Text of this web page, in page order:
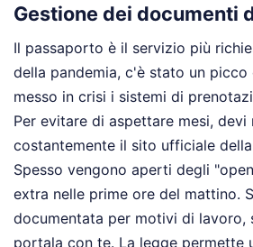
Gestione dei documenti
Il passaporto è il servizio più
della pandemia, c'è stato un picco
messo in crisi i sistemi di
Per evitare di aspettare mesi, devi
costantemente il sito ufficiale della
Spesso vengono aperti degli
extra nelle prime ore del mattino.
documentata per motivi di lavoro,
portala con te. La legge permette